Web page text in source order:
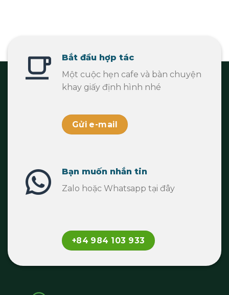
Bắt đầu hợp tác
Một cuộc hẹn cafe và bàn chuyện
khay giấy định hình nhé
Gửi e-mail
Bạn muốn nhắn tin
Zalo hoặc Whatsapp tại đây
+84 984 103 933